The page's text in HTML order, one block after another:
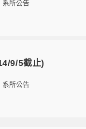
系所公告
9/5截止)
系所公告